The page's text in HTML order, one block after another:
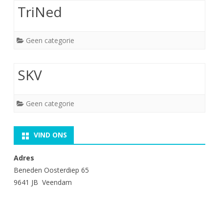
TriNed
Geen categorie
SKV
Geen categorie
VIND ONS
Adres
Beneden Oosterdiep 65
9641 JB Veendam